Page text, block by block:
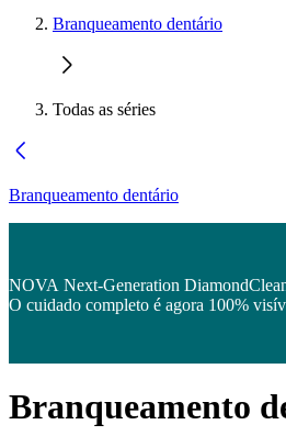
Branqueamento dentário
Todas as séries
Branqueamento dentário
NOVA Next-Generation
O cuidado completo é agora 100%
Branqueamento